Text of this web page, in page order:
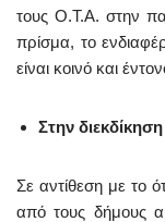
τους Ο.Τ.Α. στην
πρίσμα, το
είναι κοινό και
Στην
Σε αντίθεση με το
από τους δήμους